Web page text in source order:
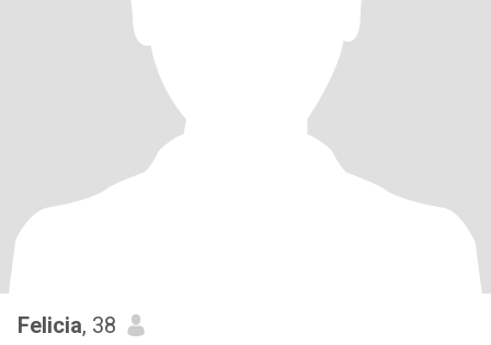
Felicia, 38